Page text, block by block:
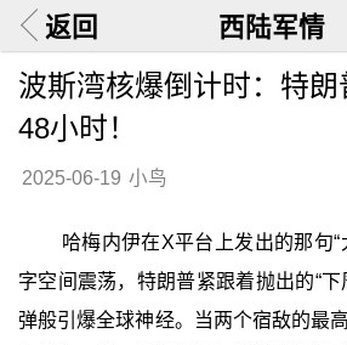
返回 西陆军情
波斯湾核爆倒计时：特朗
48小时！
2025-06-19 小鸟
哈梅内伊在X平台上发出的那句
字空间震荡，特朗普紧跟着抛出的“
弹般引爆全球神经。当两个宿敌的最